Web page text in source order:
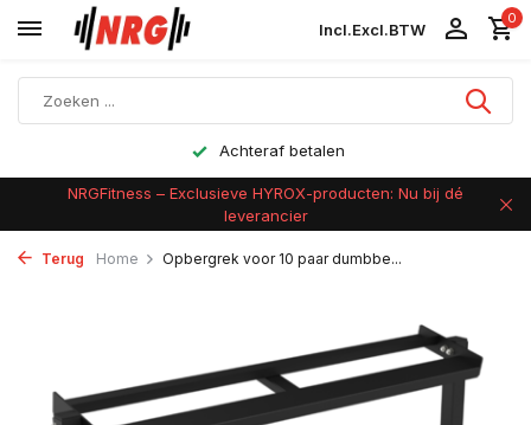
Incl.Excl.BTW
0
Achteraf betalen
NRGFitness – Exclusieve HYROX-producten: Nu bij dé
leverancier
Terug Home Opbergrek voor 10 paar dumbbe...